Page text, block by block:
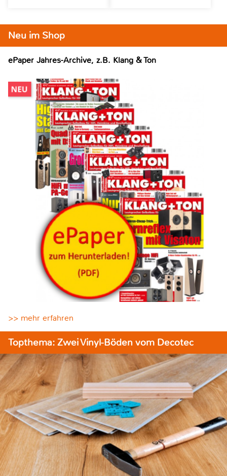
Neu im Shop
ePaper Jahres-Archive, z.B. Klang & Ton
>> mehr erfahren
Topthema: Zwei Vinyl-Böden vom Decotec